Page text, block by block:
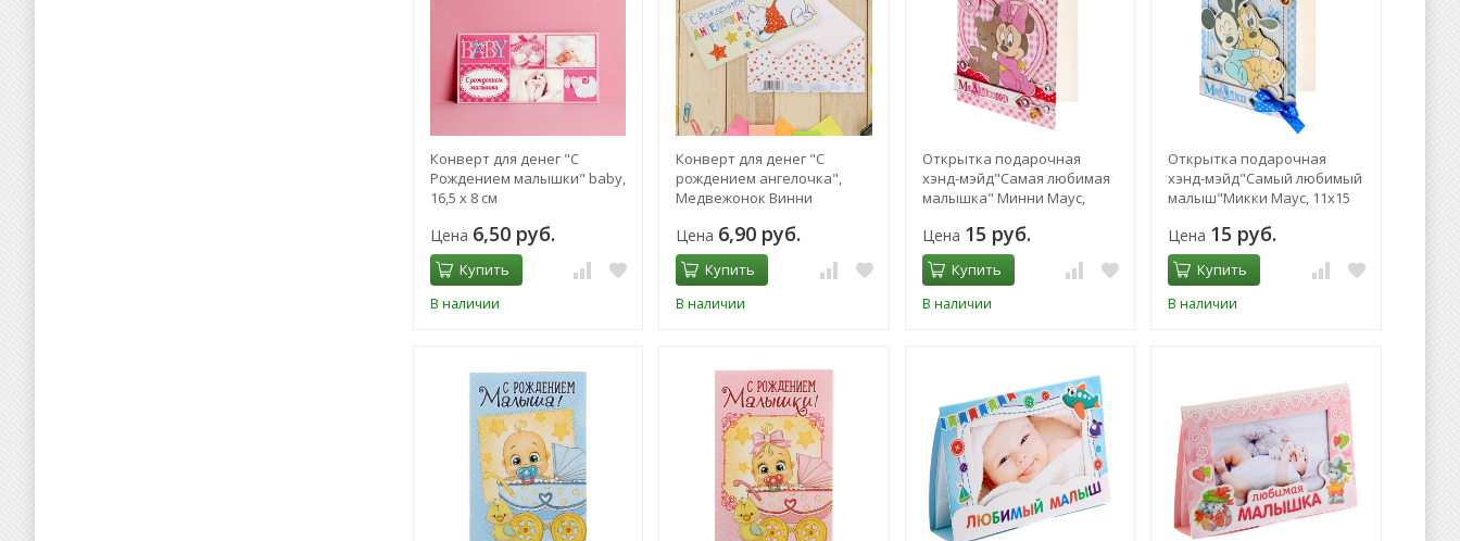
Конверт для денег "С
Рождением малышки" baby,
16,5 х 8 см
Цена 6,50 руб.
Купить
В наличии
Конверт для денег "С
рождением ангелочка",
Медвежонок Винни
Цена 6,90 руб.
Купить
В наличии
Открытка подарочная
хэнд-мэйд"Самая любимая
малышка" Минни Маус,
Цена 15 руб.
Купить
В наличии
Открытка подарочная
хэнд-мэйд"Самый любимый
малыш"Микки Маус, 11х15
Цена 15 руб.
Купить
В наличии